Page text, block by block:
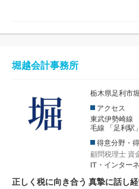
堀越会計事務所
栃木県足利市
アクセス
東武伊勢崎線
毛線 「足利駅
得意分野・
顧問税理士 資
IT・インター
正しく税に向き合う 真摯に話し